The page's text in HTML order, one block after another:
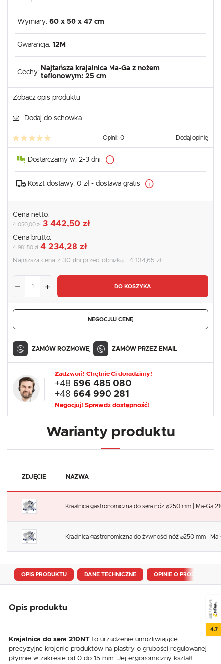
Wymiary: 60 x 50 x 47 cm
Gwarancja: 12M
Cechy:
Najtańsza krajalnica Ma-Ga z nożem
teflonowym: 25 cm
Zobacz opis produktu
Dodaj do schowka
Opinii: 0 Dodaj opinię
Dostarczamy w: 2-3 dni
Koszt dostawy: 0 zł - dostawa gratis
Cena netto:
4 050,00 zł 3 442,50 zł
Cena brutto:
4 981,50 zł 4 234,28 zł
Najniższa cena z 30 dni przed obniżką: 4 134,65 zł
DO KOSZYKA
NEGOCJUJ CENĘ
ZAMÓW ROZMOWĘ ZAMÓW PRZEZ EMAIL
Zadzwoń! Chętnie Ci doradzimy!
+48 696 485 080
+48 664 990 281
Negocjuj! Sprawdź dostępność!
Warianty produktu
ZDJĘCIE NAZWA
Krajalnica gastronomiczna do sera nóż ⌀250 mm | Ma-Ga
Krajalnica gastronomiczna do żywności nóż ⌀250 mm | Ma-
OPIS PRODUKTU DANE TECHNICZNE OPINIE O PRODUKCIE
Opis produktu
Krajalnica do sera 210NT to urządzenie umożliwiające
precyzyjne krojenie produktów na plastry o grubości regulowanej
płynnie w zakresie od 0 do 15 mm. Jej ergonomiczny kształt
SEE REVIEWS
4.7